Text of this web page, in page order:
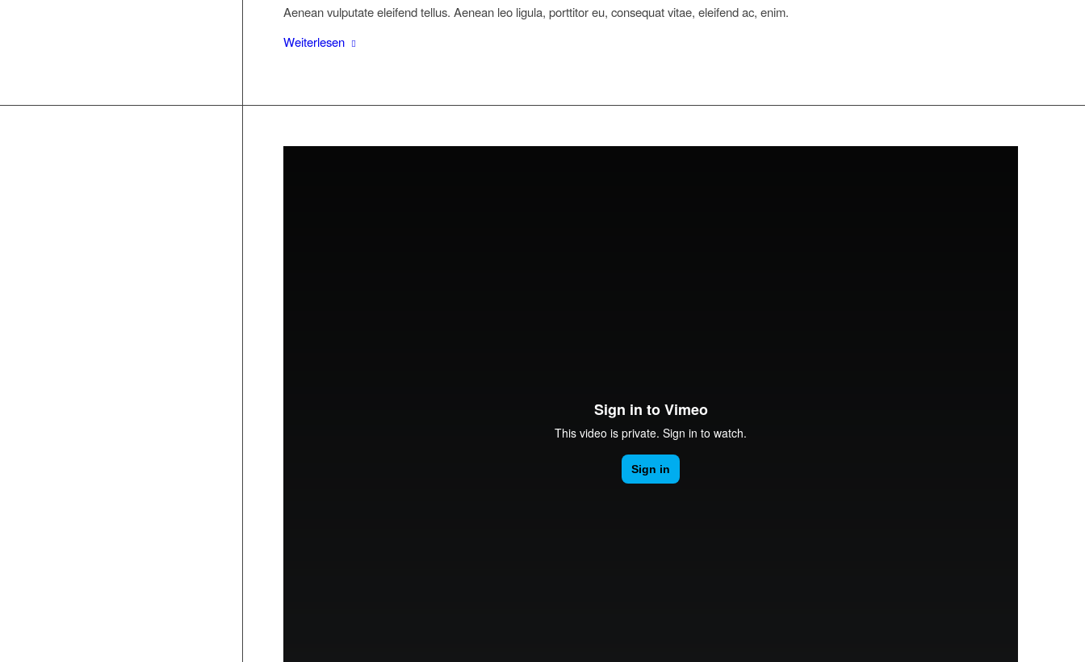
Aenean vulputate eleifend tellus. Aenean leo ligula, porttitor eu, consequat vitae, eleifend ac, enim.
Weiterlesen